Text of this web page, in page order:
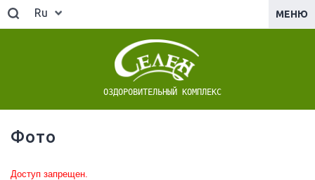
Ru МЕНЮ
ОЗДОРОВИТЕЛЬНЫЙ КОМПЛЕКС
Фото
Доступ запрещен.